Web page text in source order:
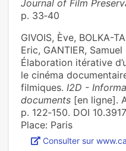
Journal of Film
p. 33‑40
GIVOIS, Ève, BOLKA-
Eric, GANTIER,
Élaboration itérative
le cinéma
filmiques. I2D -
documents [en ligne].
p. 122‑150. DOI
Place: Paris
Consulter sur